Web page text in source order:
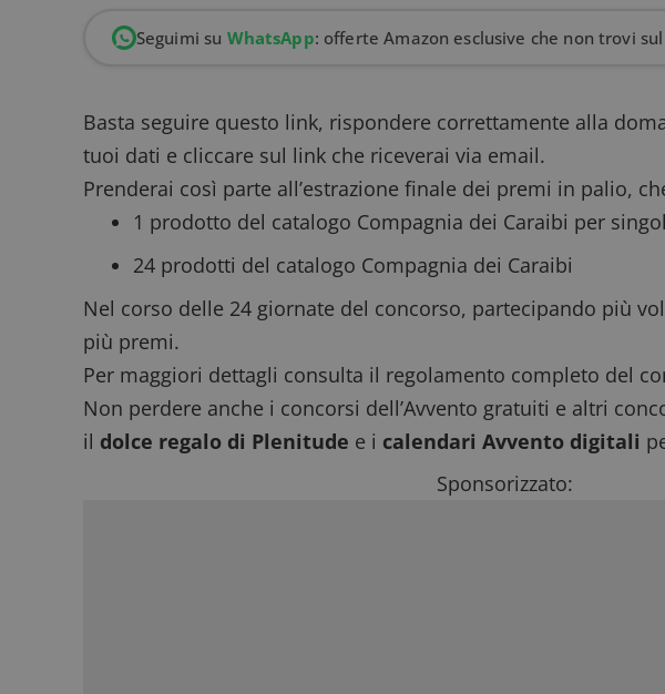
Seguimi su WhatsApp: offerte Amazon esclusive che non trovi
Basta seguire questo link, rispondere correttamente alla
tuoi dati e cliccare sul link che riceverai via email.
Prenderai così parte all’estrazione finale dei premi in palio,
1 prodotto del catalogo Compagnia dei Caraibi per
24 prodotti del catalogo Compagnia dei Caraibi
Nel corso delle 24 giornate del concorso, partecipando più
più premi.
Per maggiori dettagli consulta il regolamento completo del
Non perdere anche i concorsi dell’Avvento gratuiti e altri
il dolce regalo di Plenitude e i calendari Avvento digitali
Sponsorizzato: